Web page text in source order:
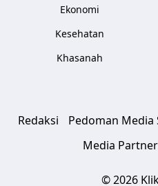
Ekonomi
Kesehatan
Khasanah
Redaksi Pedoman Media
Media Partner
© 2026